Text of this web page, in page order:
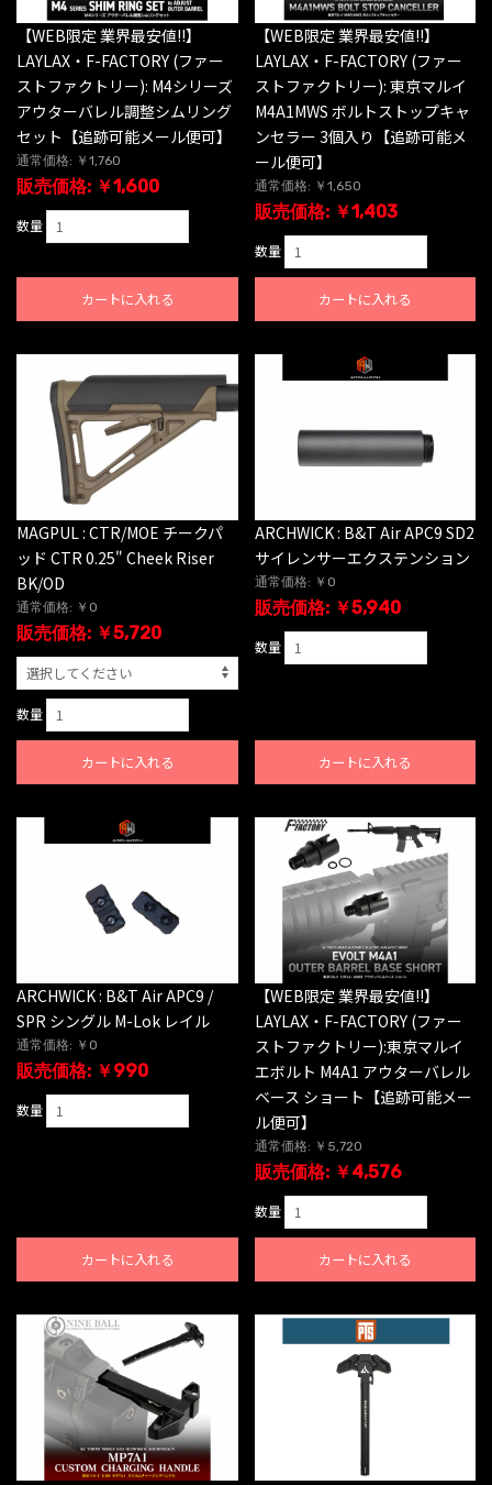
【WEB限定 業界最安値!!】
LAYLAX・F-FACTORY (ファー
ストファクトリー): M4シリーズ
アウターバレル調整シムリング
セット【追跡可能メール便可】
通常価格: ￥1,760
販売価格: ￥1,600
数量
カートに入れる
【WEB限定 業界最安値!!】
LAYLAX・F-FACTORY (ファー
ストファクトリー): 東京マルイ
M4A1MWS ボルトストップキャ
ンセラー 3個入り【追跡可能メ
ール便可】
通常価格: ￥1,650
販売価格: ￥1,403
数量
カートに入れる
MAGPUL : CTR/MOE チークパ
ッド CTR 0.25" Cheek Riser
BK/OD
通常価格: ￥0
販売価格: ￥5,720
数量
カートに入れる
ARCHWICK : B&T Air APC9 SD2
サイレンサーエクステンション
通常価格: ￥0
販売価格: ￥5,940
数量
カートに入れる
ARCHWICK : B&T Air APC9 /
SPR シングル M-Lok レイル
通常価格: ￥0
販売価格: ￥990
数量
カートに入れる
【WEB限定 業界最安値!!】
LAYLAX・F-FACTORY (ファー
ストファクトリー):東京マルイ
エボルト M4A1 アウターバレル
ベース ショート【追跡可能メー
ル便可】
通常価格: ￥5,720
販売価格: ￥4,576
数量
カートに入れる